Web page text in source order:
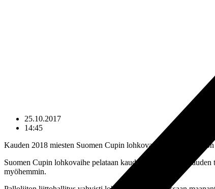
25.10.2017
14:45
Kauden 2018 miesten Suomen Cupin lohkovaiheen lohkojako
Suomen Cupin lohkovaihe pelataan kaudella 2018
myöhemmin.